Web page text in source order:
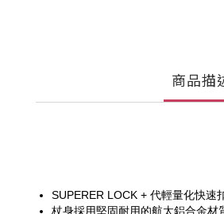
商品描
SUPERER LOCK + 代輕量化快速
杖身採用堅固耐用的航太鋁合金材